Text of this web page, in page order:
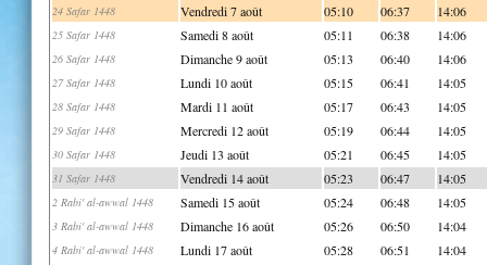
24 Safar 1448 Vendredi 7 août 05:10 06:37 14:06
25 Safar 1448 Samedi 8 août 05:11 06:38 14:06
26 Safar 1448 Dimanche 9 août 05:13 06:40 14:06
27 Safar 1448 Lundi 10 août 05:15 06:41 14:05
28 Safar 1448 Mardi 11 août 05:17 06:43 14:05
29 Safar 1448 Mercredi 12 août 05:19 06:44 14:05
30 Safar 1448 Jeudi 13 août 05:21 06:45 14:05
31 Safar 1448 Vendredi 14 août 05:23 06:47 14:05
2 Rabi' al-awwal 1448 Samedi 15 août 05:24 06:48 14:05
3 Rabi' al-awwal 1448 Dimanche 16 août 05:26 06:50 14:04
4 Rabi' al-awwal 1448 Lundi 17 août 05:28 06:51 14:04